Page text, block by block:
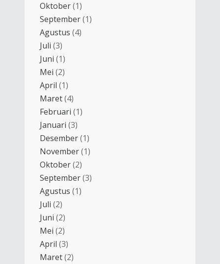
Oktober(1)
September(1)
Agustus (4)
Juli (3)
Juni (1)
Mei (2)
April (1)
Maret(4)
Februari (1)
Januari (3)
Desember(1)
November(1)
Oktober(2)
September(3)
Agustus (1)
Juli (2)
Juni (2)
Mei (2)
April (3)
Maret(2)